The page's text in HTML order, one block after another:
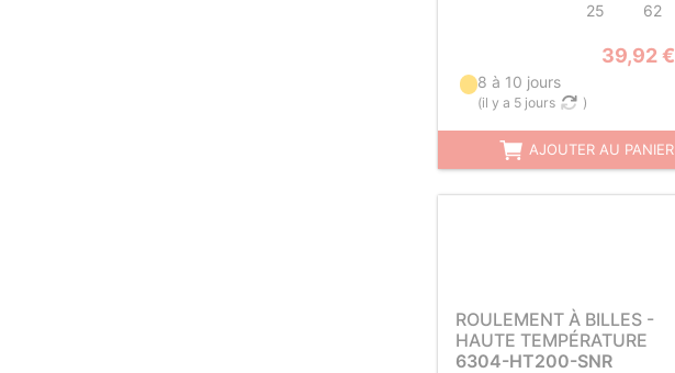
25 62
39,92 €
8 à 10 jours
(il y a 5 jours )
AJOUTER AU PANIER
ROULEMENT À BILLES -
HAUTE TEMPÉRATURE
6304-HT200-SNR